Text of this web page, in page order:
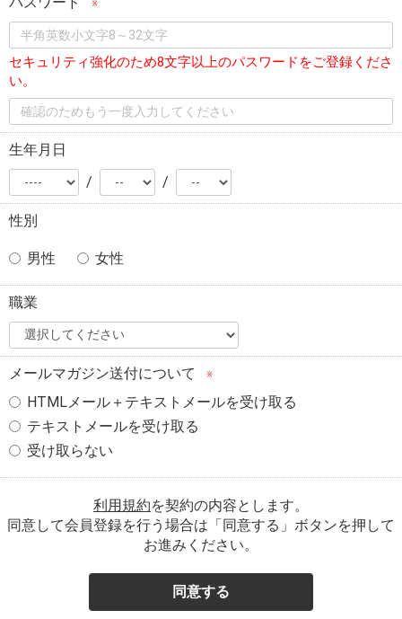
※
セキュリティ強化のため8文字以上のパスワードをご登録くださ
い。
生年月日
/
/
性別
男性 女性
職業
メールマガジン送付について ※
HTMLメール＋テキストメールを受け取る
テキストメールを受け取る
受け取らない
利用規約を契約の内容とします。
同意して会員登録を行う場合は「同意する」ボタンを押して
お進みください。
同意する